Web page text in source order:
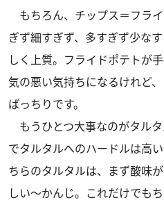
もちろん、チップス＝フラ
ぎず細すぎず、多すぎず少な
しく上質。フライドポテトが
気の悪い気持ちになるけれど
ばっちりです。
もうひとつ大事なのがタル
でタルタルへのハードルは高
ちらのタルタルは、まず酸味
しい～かんじ。これだけでも